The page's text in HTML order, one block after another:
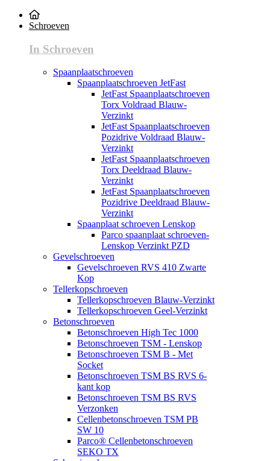
Schroeven
In Schroeven
Spaanplaatschroeven
Spaanplaatschroeven JetFast
JetFast Spaanplaatschroeven
Torx Voldraad Blauw-
Verzinkt
JetFast Spaanplaatschroeven
Pozidrive Voldraad Blauw-
Verzinkt
JetFast Spaanplaatschroeven
Torx Deeldraad Blauw-
Verzinkt
JetFast Spaanplaatschroeven
Pozidrive Deeldraad Blauw-
Verzinkt
Spaanplaat schroeven Lenskop
Parco spaanplaat schroeven-
Lenskop Verzinkt PZD
Gevelschroeven
Gevelschroeven RVS 410 Zwarte
Kop
Tellerkopschroeven
Tellerkopschroeven Blauw-Verzinkt
Tellerkopschroeven Geel-Verzinkt
Betonschroeven
Betonschroeven High Tec 1000
Betonschroeven TSM - Lenskop
Betonschroeven TSM B - Met
Socket
Betonschroeven TSM BS RVS 6-
kant kop
Betonschroeven TSM BS RVS
Verzonken
Cellenbetonschroeven TSM PB
SW 10
Parco® Cellenbetonschroeven
SEKO TX